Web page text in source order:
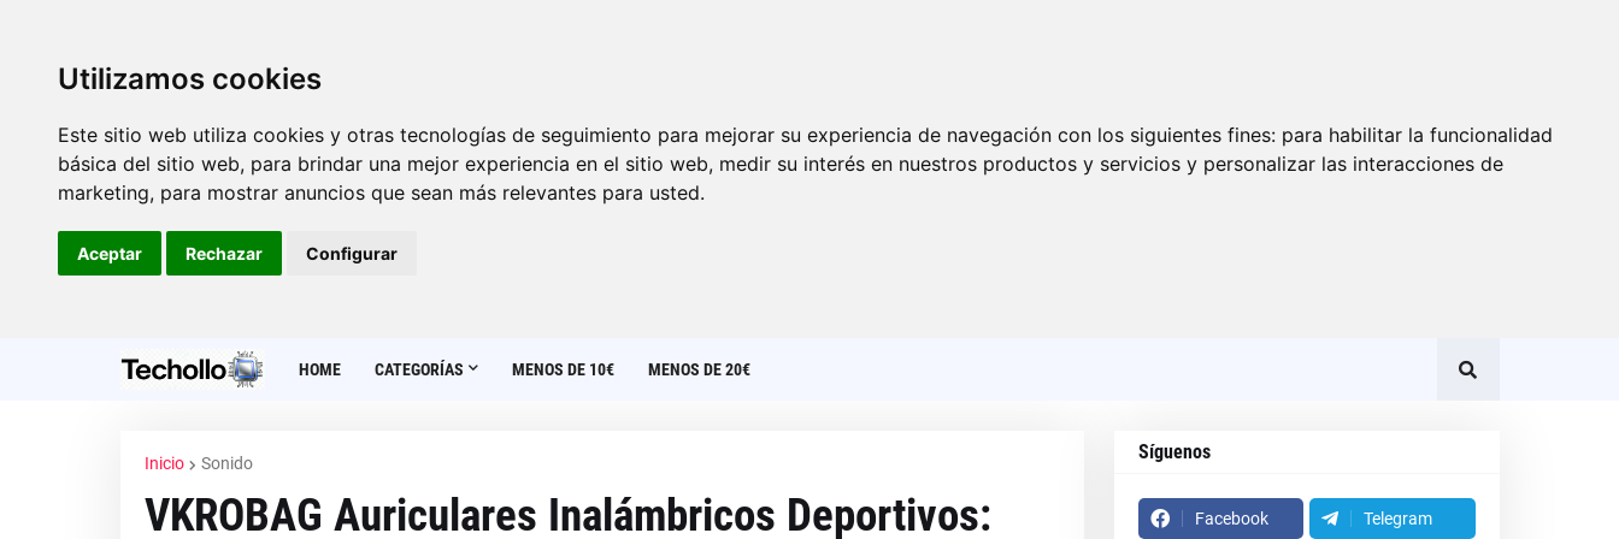
Utilizamos cookies
Este sitio web utiliza cookies y otras tecnologías de seguimiento para mejorar su experiencia de navegación con los siguientes fines: para habilitar la funcionalidad
básica del sitio web, para brindar una mejor experiencia en el sitio web, medir su interés en nuestros productos y servicios y personalizar las interacciones de
marketing, para mostrar anuncios que sean más relevantes para usted.
Aceptar Rechazar Configurar
HOME CATEGORÍAS MENOS DE 10€ MENOS DE 20€
Inicio Sonido
VKROBAG Auriculares Inalámbricos Deportivos:
Síguenos
Facebook Telegram